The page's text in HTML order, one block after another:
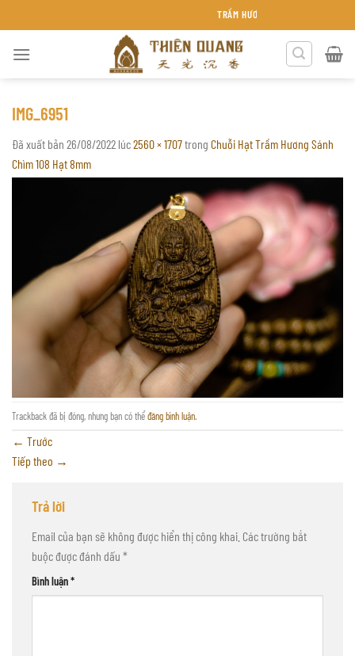
đến
TRẦM HƯƠNG THIÊN QUANG KHÁNH HÒA
IMG_6951
Đã xuất bản 26/08/2022 lúc2560 × 1707trong Chuỗi Hạt Trầm Hương Sánh
Chìm 108 Hạt 8mm
Trackback đã bị đóng, nhưng bạn có thểđăng bình luận.
← Trước
Tiếp theo →
Trả lời
Email của bạn sẽ không được hiển thị công khai. Các trường bắt
buộc được đánh dấu *
Bình luận*